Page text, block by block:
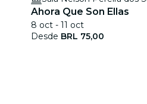
Ahora Que Son Ellas
8 oct - 11 oct
Desde BRL 75,00